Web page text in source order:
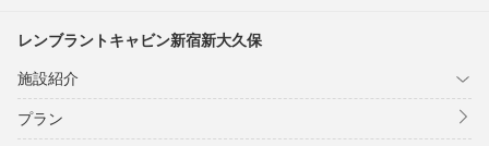
レンブラントキャビン新宿新大久保
施設紹介
プラン